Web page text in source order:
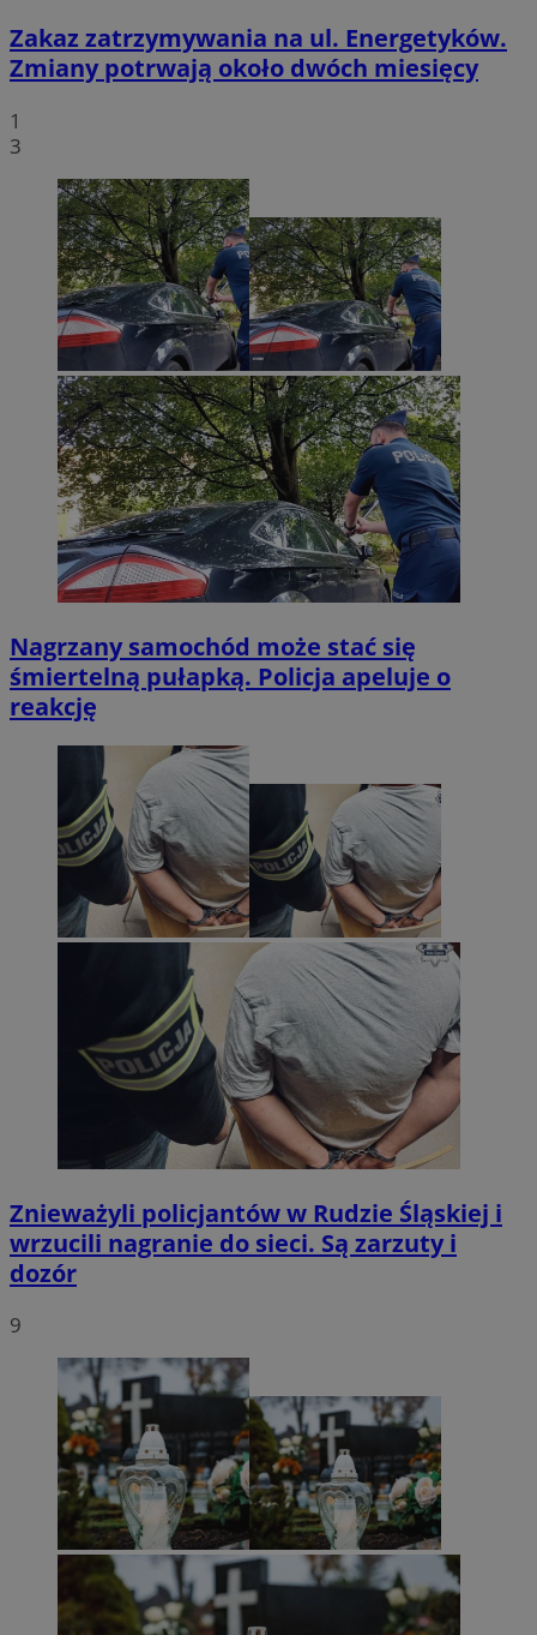
Zakaz zatrzymywania na ul. Energetyków.
Zmiany potrwają około dwóch miesięcy
1
3
Nagrzany samochód może stać się
śmiertelną pułapką. Policja apeluje o
reakcję
Znieważyli policjantów w Rudzie Śląskiej i
wrzucili nagranie do sieci. Są zarzuty i
dozór
9